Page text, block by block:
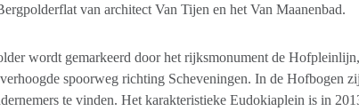
van architect Van Tijen en het Van Maanenbad.
wordt gemarkeerd door het rijksmonument de
spoorweg richting Scheveningen. In de Hofbogen
te vinden. Het karakteristieke Eudokiaplein is in